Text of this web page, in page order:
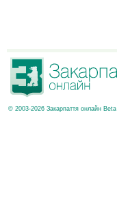
© 2003-2026 Закарпаття онлайн Beta